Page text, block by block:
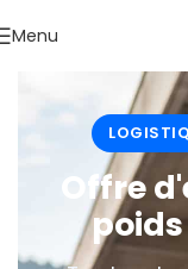
Menu
Offre